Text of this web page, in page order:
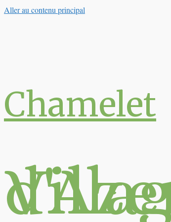
Aller au contenu principal
Chamelet
Village du